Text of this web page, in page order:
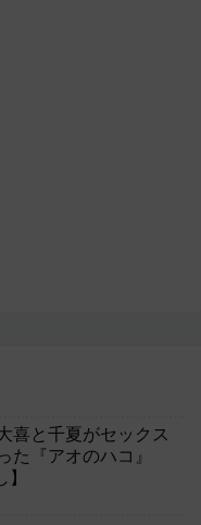
喜と千夏がセックス
た『アオのハコ』